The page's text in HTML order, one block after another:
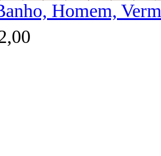
Homem,
00